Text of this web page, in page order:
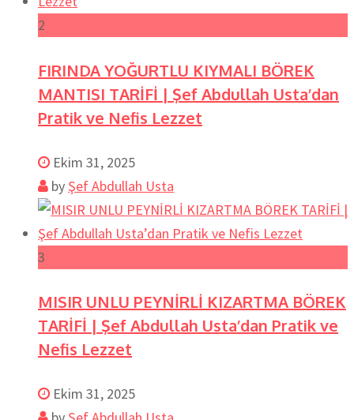
2
FIRINDA YOĞURTLU KIYMALI BÖREK
MANTISI TARİFİ | Şef Abdullah Usta’dan
Pratik ve Nefis Lezzet
Ekim 31, 2025
by Şef Abdullah Usta
3
MISIR UNLU PEYNİRLİ KIZARTMA BÖREK
TARİFİ | Şef Abdullah Usta’dan Pratik ve
Nefis Lezzet
Ekim 31, 2025